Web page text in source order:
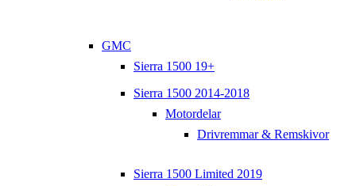
GMC
Sierra 1500 19+
Sierra 1500 2014-2018
Motordelar
Drivremmar & Remskivor
Sierra 1500 Limited 2019